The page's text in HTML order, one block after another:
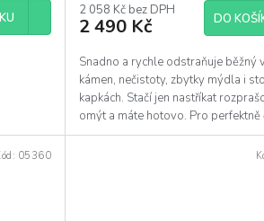
2 058 Kč bez DPH
2 490 Kč DO
Snadno a rychle odstraňuje běžný
kámen, nečistoty, zbytky mýdla i
kapkách. Stačí jen nastříkat
omýt a máte hotovo. Pro perfektně
koupelnu...
05360